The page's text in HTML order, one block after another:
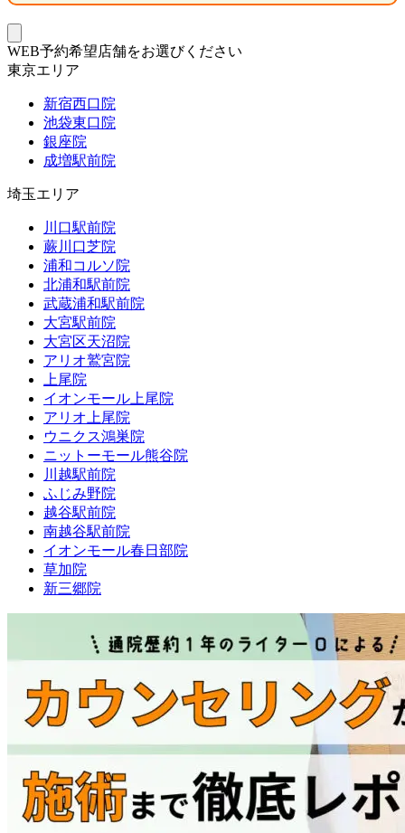
WEB予約希望店舗をお選びください
東京エリア
新宿西口院
池袋東口院
銀座院
成増駅前院
埼玉エリア
川口駅前院
蕨川口芝院
浦和コルソ院
北浦和駅前院
武蔵浦和駅前院
大宮駅前院
大宮区天沼院
アリオ鷲宮院
上尾院
イオンモール上尾院
アリオ上尾院
ウニクス鴻巣院
ニットーモール熊谷院
川越駅前院
ふじみ野院
越谷駅前院
南越谷駅前院
イオンモール春日部院
草加院
新三郷院